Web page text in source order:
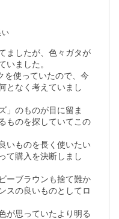
い
ましたが、色々ガタが
いました。
を使っていたので、今
となく考えていまし
」のものが目に留ま
ものを探していてこの
いものを長く使いたい
て購入を決断しまし
ーブラウンも捨て難か
スの良いものとしてロ
が思っていたより明る